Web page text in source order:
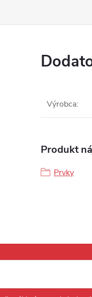
Výrobca:
Produkt
Prvky